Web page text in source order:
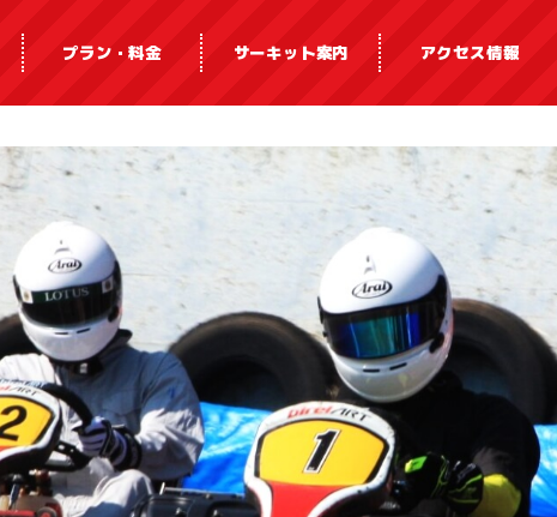
プラン・料金 サーキット案内 アクセス情報